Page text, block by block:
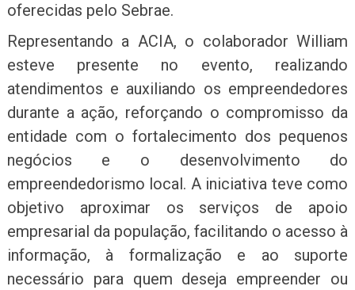
oferecidas pelo Sebrae.
Representando a ACIA, o colaborador William
esteve presente no evento, realizando
atendimentos e auxiliando os empreendedores
durante a ação, reforçando o compromisso da
entidade com o fortalecimento dos pequenos
negócios e o desenvolvimento do
empreendedorismo local. A iniciativa teve como
objetivo aproximar os serviços de apoio
empresarial da população, facilitando o acesso à
informação, à formalização e ao suporte
necessário para quem deseja empreender ou